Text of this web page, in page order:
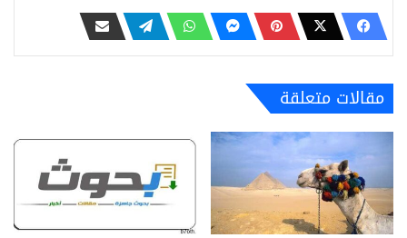
مقالات متعلقة